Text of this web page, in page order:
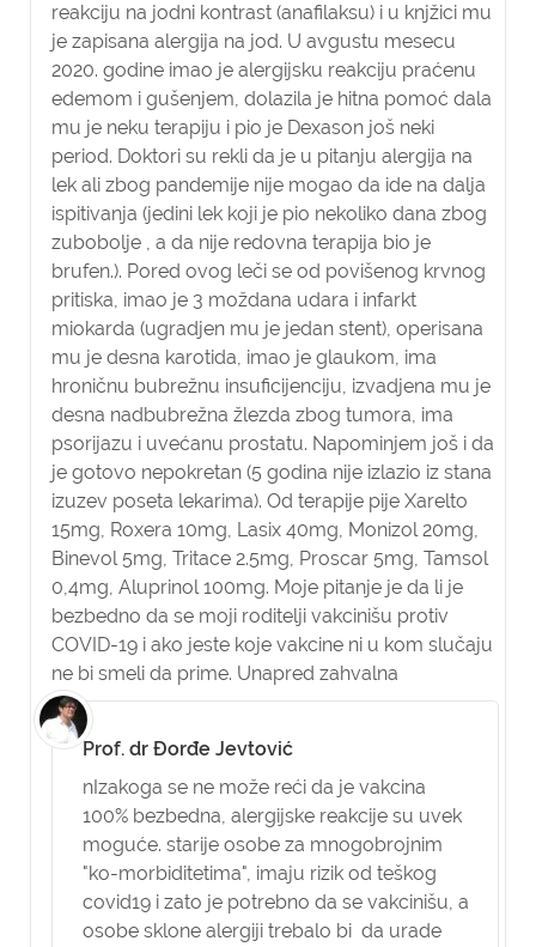
reakciju na jodni kontrast (anafilaksu) i u knjžici mu
je zapisana alergija na jod. U avgustu mesecu
2020. godine imao je alergijsku reakciju praćenu
edemom i gušenjem, dolazila je hitna pomoć dala
mu je neku terapiju i pio je Dexason još neki
period. Doktori su rekli da je u pitanju alergija na
lek ali zbog pandemije nije mogao da ide na dalja
ispitivanja (jedini lek koji je pio nekoliko dana zbog
zubobolje , a da nije redovna terapija bio je
brufen.). Pored ovog leči se od povišenog krvnog
pritiska, imao je 3 moždana udara i infarkt
miokarda (ugradjen mu je jedan stent), operisana
mu je desna karotida, imao je glaukom, ima
hroničnu bubrežnu insuficijenciju, izvadjena mu je
desna nadbubrežna žlezda zbog tumora, ima
psorijazu i uvećanu prostatu. Napominjem još i da
je gotovo nepokretan (5 godina nije izlazio iz stana
izuzev poseta lekarima). Od terapije pije Xarelto
15mg, Roxera 10mg, Lasix 40mg, Monizol 20mg,
Binevol 5mg, Tritace 2.5mg, Proscar 5mg, Tamsol
0,4mg, Aluprinol 100mg. Moje pitanje je da li je
bezbedno da se moji roditelji vakcinišu protiv
COVID-19 i ako jeste koje vakcine ni u kom slučaju
ne bi smeli da prime. Unapred zahvalna
Prof. dr Đorđe Jevtović
nIzakoga se ne može reći da je vakcina
100% bezbedna, alergijske reakcije su uvek
moguće. starije osobe za mnogobrojnim
"ko-morbiditetima", imaju rizik od teškog
covid19 i zato je potrebno da se vakcinišu, a
osobe sklone alergiji trebalo bi da urade